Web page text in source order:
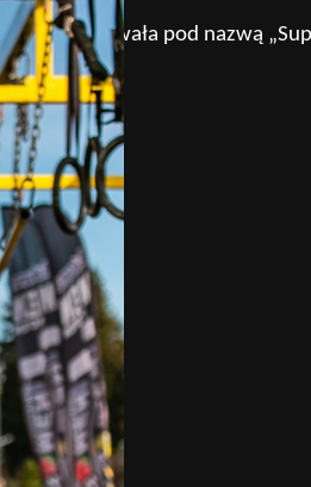
wystartowała pod nazwą